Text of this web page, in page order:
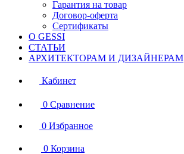
Гарантия на товар
Договор-оферта
Сертификаты
О GESSI
СТАТЬИ
АРХИТЕКТОРАМ И ДИЗАЙНЕРАМ
Кабинет
0 Сравнение
0 Избранное
0 Корзина